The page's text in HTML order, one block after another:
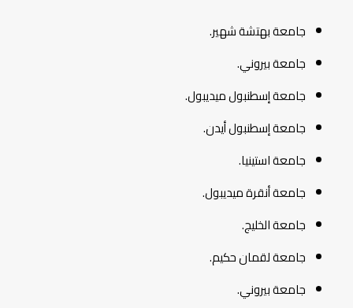
جامعة بهتشة شهير.
جامعة بيروني.
جامعة إسطنبول ميديبول.
جامعة إسطنبول أيدن.
جامعة استينيا.
جامعة أنقرة ميديبول.
جامعة الخليج.
جامعة لقمان حكيم.
جامعة بيروني.